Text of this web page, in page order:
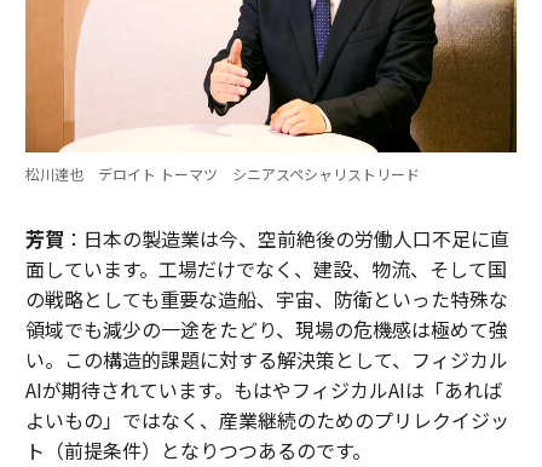
松川達也 デロイト トーマツ シニアスペシャリストリード
芳賀 ：日本の製造業は今、空前絶後の労働人口不足に直
面しています。工場だけでなく、建設、物流、そして国
の戦略としても重要な造船、宇宙、防衛といった特殊な
領域でも減少の一途をたどり、現場の危機感は極めて強
い。この構造的課題に対する解決策として、フィジカル
AIが期待されています。もはやフィジカルAIは「あれば
よいもの」ではなく、産業継続のためのプリレクイジッ
ト（前提条件）となりつつあるのです。